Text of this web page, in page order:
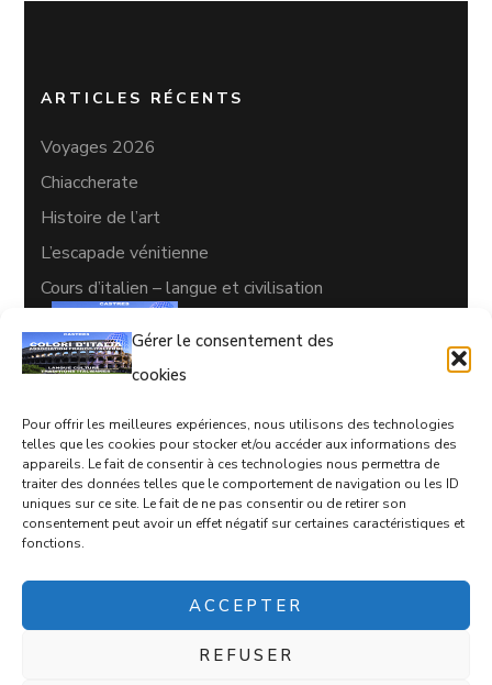
Gérer le consentement des
cookies
Pour offrir les meilleures expériences, nous utilisons des technologies
telles que les cookies pour stocker et/ou accéder aux informations des
appareils. Le fait de consentir à ces technologies nous permettra de
traiter des données telles que le comportement de navigation ou les ID
uniques sur ce site. Le fait de ne pas consentir ou de retirer son
consentement peut avoir un effet négatif sur certaines caractéristiques et
fonctions.
ACCEPTER
REFUSER
ARTICLES RÉCENTS
Voyages 2026
Chiaccherate
Histoire de l’art
L’escapade vénitienne
Cours d’italien – langue et civilisation
CONTACTS
05 63 35 77 08
coloriditalia@orange.fr
17 rue d'Empare, Castres, 81100